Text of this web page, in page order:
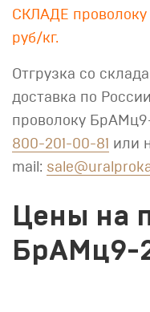
СКЛАДЕ
руб/кг.
Отгрузка со
доставка по
проволоку
800-201-00-81 или
mail:
Цены на
БрАМц9-